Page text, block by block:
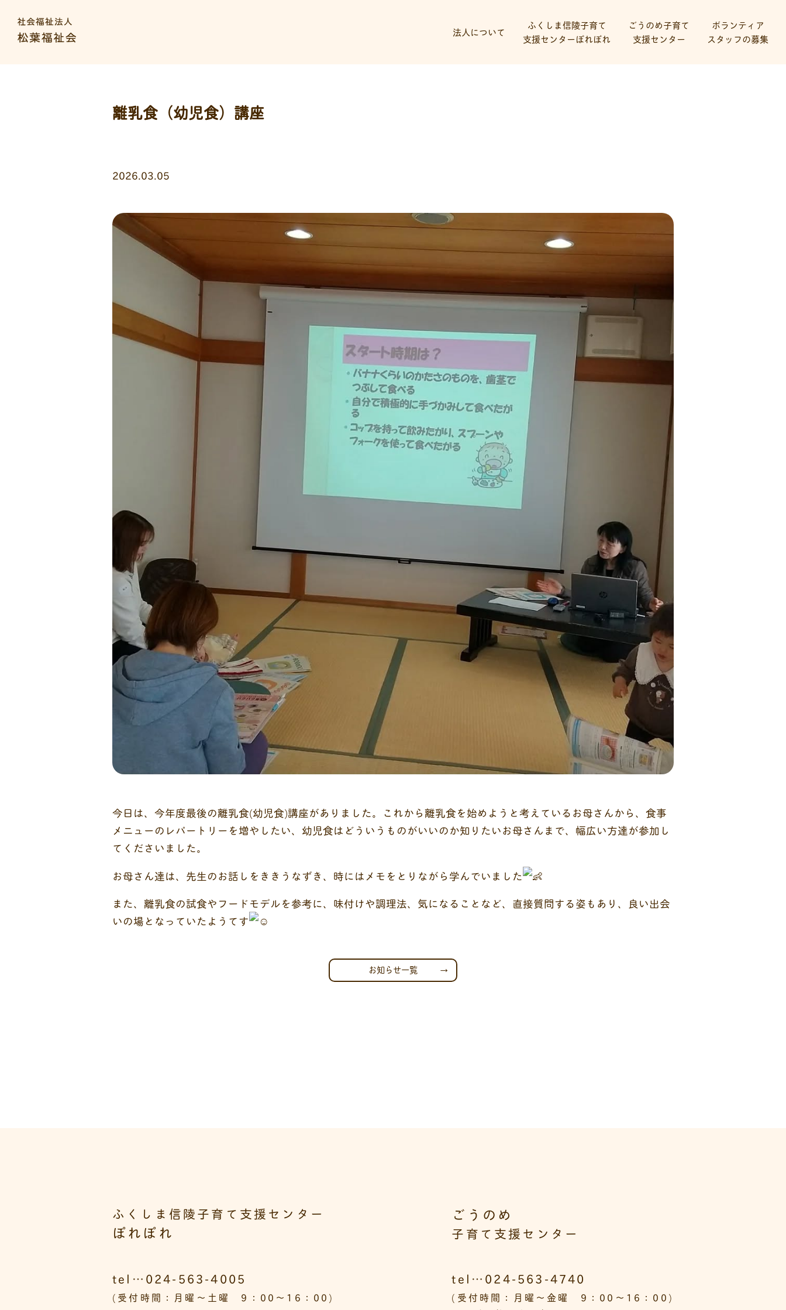
法人について
ふくしま信陵子育て
支援センターぽれぽれ
ごうのめ子育て
支援センター
ボランティア
スタッフの募集
離乳食（幼児食）講座
2026.03.05
今日は、今年度最後の離乳食(幼児食)講座がありました。これから離乳食を始めようと考えているお母さんから、食事
メニューのレパートリーを増やしたい、幼児食はどういうものがいいのか知りたいお母さんまで、幅広い方達が参加し
てくださいました。
お母さん達は、先生のお話しをききうなずき、時にはメモをとりながら学んでいました
また、離乳食の試食やフードモデルを参考に、味付けや調理法、気になることなど、直接質問する姿もあり、良い出会
いの場となっていたようてす
お知らせ一覧
ふくしま信陵子育て支援センター
ぽれぽれ
tel…024-563-4005
(受付時間：月曜～土曜 9：00～16：00)
ごうのめ
子育て支援センター
tel…024-563-4740
(受付時間：月曜～金曜 9：00～16：00)